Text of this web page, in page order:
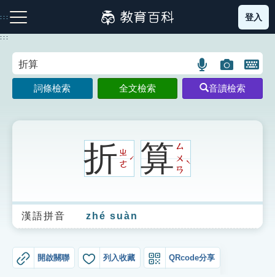
到
主
:::
注音索引圖示 筆畫索引圖示 部首索引表圖示
生字詞彙表
成語故事
登入
:::
語
言
搜
圖
片
搜
開
鍵
圖
詞條檢索 全文檢索 音讀檢索
折ㄓ
ㄜ
ˊ 算ㄙ
ㄨ
ㄢ
ˋ
漢語拼音 zhé suàn
開啟關聯 列入收藏 QRcode分享